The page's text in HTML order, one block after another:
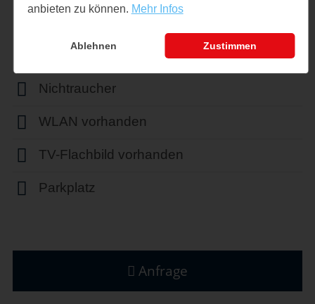
Nichtraucher
WLAN vorhanden
TV-Flachbild vorhanden
Parkplatz
Anfrage
anbieten zu können. Mehr Infos
Ablehnen Zustimmen